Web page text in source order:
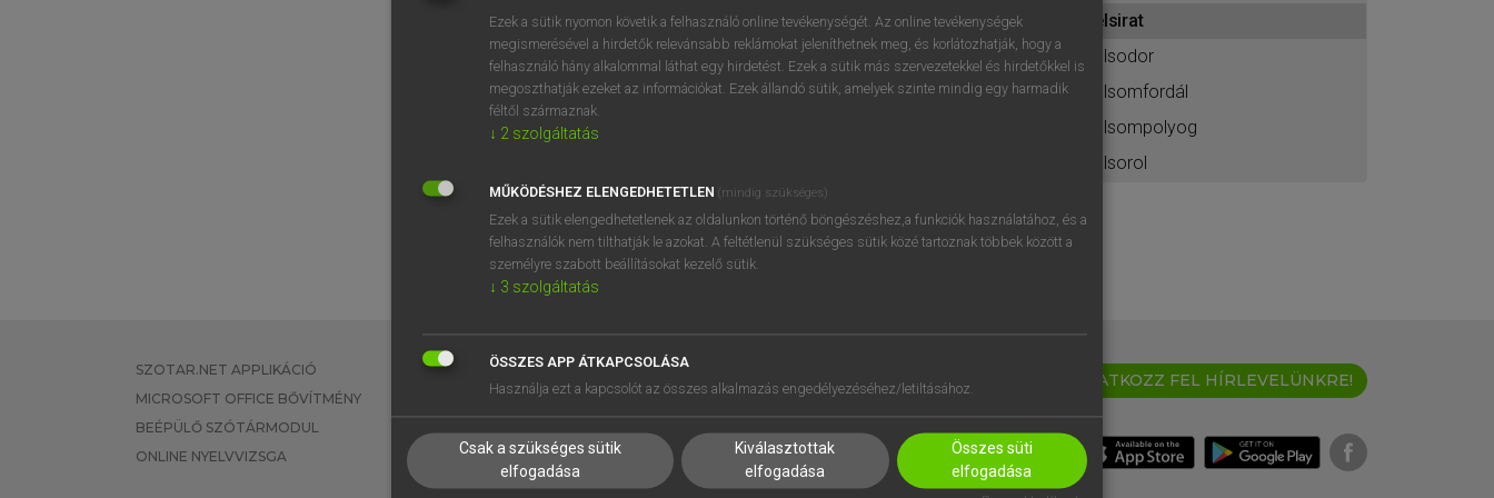
BELÉPÉS
próbaverziójának elindításához
regisztrálok ésbelépek.
REGISZTRÁCIÓ
elsirat
elsodor
elsomfordál
elsompolyog
elsorol
SZOTAR.NET APPLIKÁCIÓ
MICROSOFT OFFICE BŐVÍTMÉNY
BEÉPÜLŐ SZÓTÁRMODUL
ONLINE NYELVVIZSGA
EGYÉNI FELHASZNÁLÓKNAK
TANULÓKNAK
VÁLLALATI MEGOLDÁSOK
SÚGÓ
RÓLUNK
SÜTI BEÁLLÍTÁSOK
IRATKOZZ FEL HÍRLEVELÜNKRE!
Ezek a sütik nyomon követik a felhasználó online tevékenységét. Az online tevékenységek
megismerésével a hirdetők relevánsabb reklámokat jeleníthetnek meg, és korlátozhatják, hogy a
felhasználó hány alkalommal láthat egy hirdetést. Ezek a sütik más szervezetekkel és hirdetőkkel is
megoszthatják ezeket az információkat. Ezek állandó sütik, amelyek szinte mindig egy harmadik
féltől származnak.
↓ 2 szolgáltatás
MŰKÖDÉSHEZ ELENGEDHETETLEN (mindig szükséges)
Ezek a sütik elengedhetetlenek az oldalunkon történő böngészéshez,a funkciók használatához, és a
felhasználók nem tilthatják le azokat. A feltétlenül szükséges sütik közé tartoznak többek között a
személyre szabott beállításokat kezelő sütik.
↓ 3 szolgáltatás
ÖSSZES APP ÁTKAPCSOLÁSA
Használja ezt a kapcsolót az összes alkalmazás engedélyezéséhez/letiltásához.
Csak a szükséges sütik
elfogadása
Kiválasztottak
elfogadása
Összes süti
elfogadása